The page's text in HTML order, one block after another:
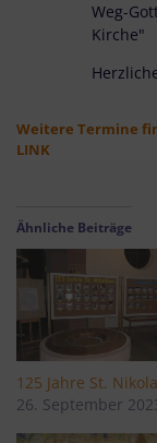
Weg-
Kirche"
Weitere Termine
LINK
Ähnliche Beiträge
125 Jahre St.
26. September